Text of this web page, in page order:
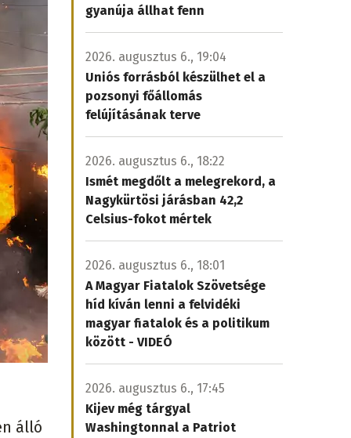
álló
gyanúja állhat fenn
2026. augusztus 6., 19:04
Uniós forrásból készülhet el a
pozsonyi főállomás
felújításának terve
2026. augusztus 6., 18:22
Ismét megdőlt a melegrekord, a
Nagykürtösi járásban 42,2
Celsius-fokot mértek
2026. augusztus 6., 18:01
A Magyar Fiatalok Szövetsége
híd kíván lenni a felvidéki
magyar fiatalok és a politikum
között - VIDEÓ
2026. augusztus 6., 17:45
Kijev még tárgyal
Washingtonnal a Patriot